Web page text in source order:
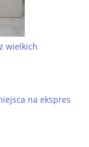
wielkich
na ekspres